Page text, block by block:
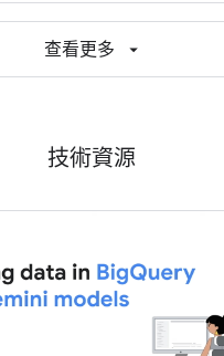
查看更多
技術資源